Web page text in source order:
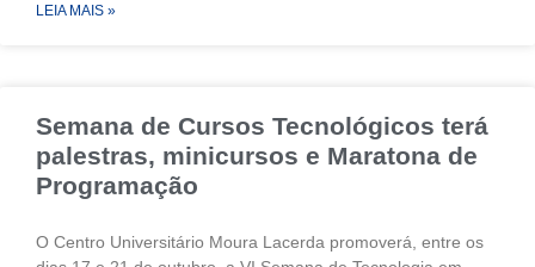
LEIA MAIS »
Semana de Cursos Tecnológicos terá
palestras, minicursos e Maratona de
Programação
O Centro Universitário Moura Lacerda promoverá, entre os